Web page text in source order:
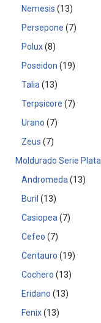
Nemesis
13
Persepone
7
Polux 8
Poseidon
19
Talia
13
Terpsicore
7
Urano
7
Zeus
7
Moldurado Serie Plata
Andromeda
13
Buril
13
Casiopea
7
Cefeo
7
Centauro
19
Cochero
13
Eridano
13
Fenix 13